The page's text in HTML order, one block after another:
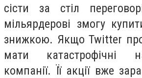
сісти за стіл
мільярдерові змогу
знижкою. ЯкщоTwitter
мати катастрофічні
компанії. Її акції вже